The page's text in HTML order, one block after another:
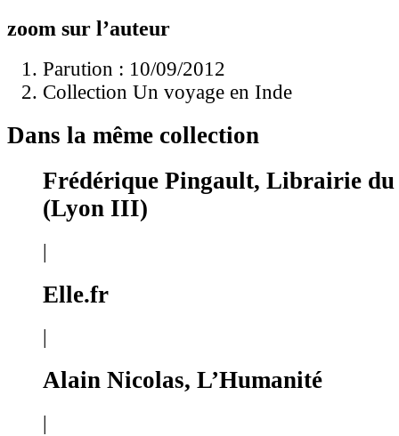
zoom sur l’auteur
Parution : 10/09/2012
Collection Un voyage en Inde
Dans la même collection
Frédérique Pingault, Librairie
(Lyon III)
|
Elle.fr
Alain Nicolas, L’Humanité
|